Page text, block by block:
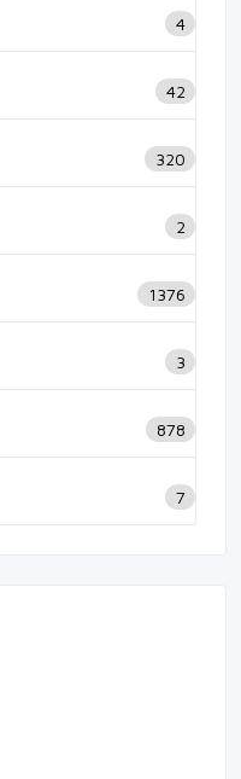
4
42
320
2
1376
3
878
7